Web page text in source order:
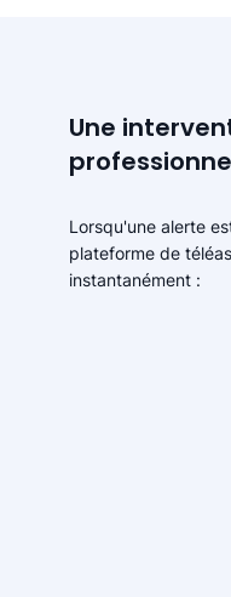
Une
Lorsqu'une alerte
plateforme de
instantanément :